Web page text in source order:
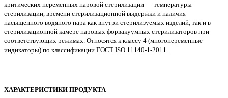
критических переменных паровой стерилизации — температуры
стерилизации, времени стерилизационной выдержки и наличия
насыщенного водяного пара как внутри стерилизуемых изделий, так и в
стерилизационной камере паровых форвакуумных стерилизаторов при
соответствующих режимах. Относятся к классу 4 (многопеременные
индикаторы) по классификации ГОСТ ISO 11140-1-2011.
ХАРАКТЕРИСТИКИ ПРОДУКТА